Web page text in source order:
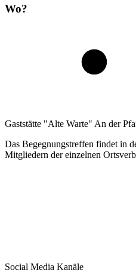
Wo?
Gaststätte "Alte Warte" An der
Das Begegnungstreffen findet in
Mitgliedern der einzelnen
Social Media Kanäle